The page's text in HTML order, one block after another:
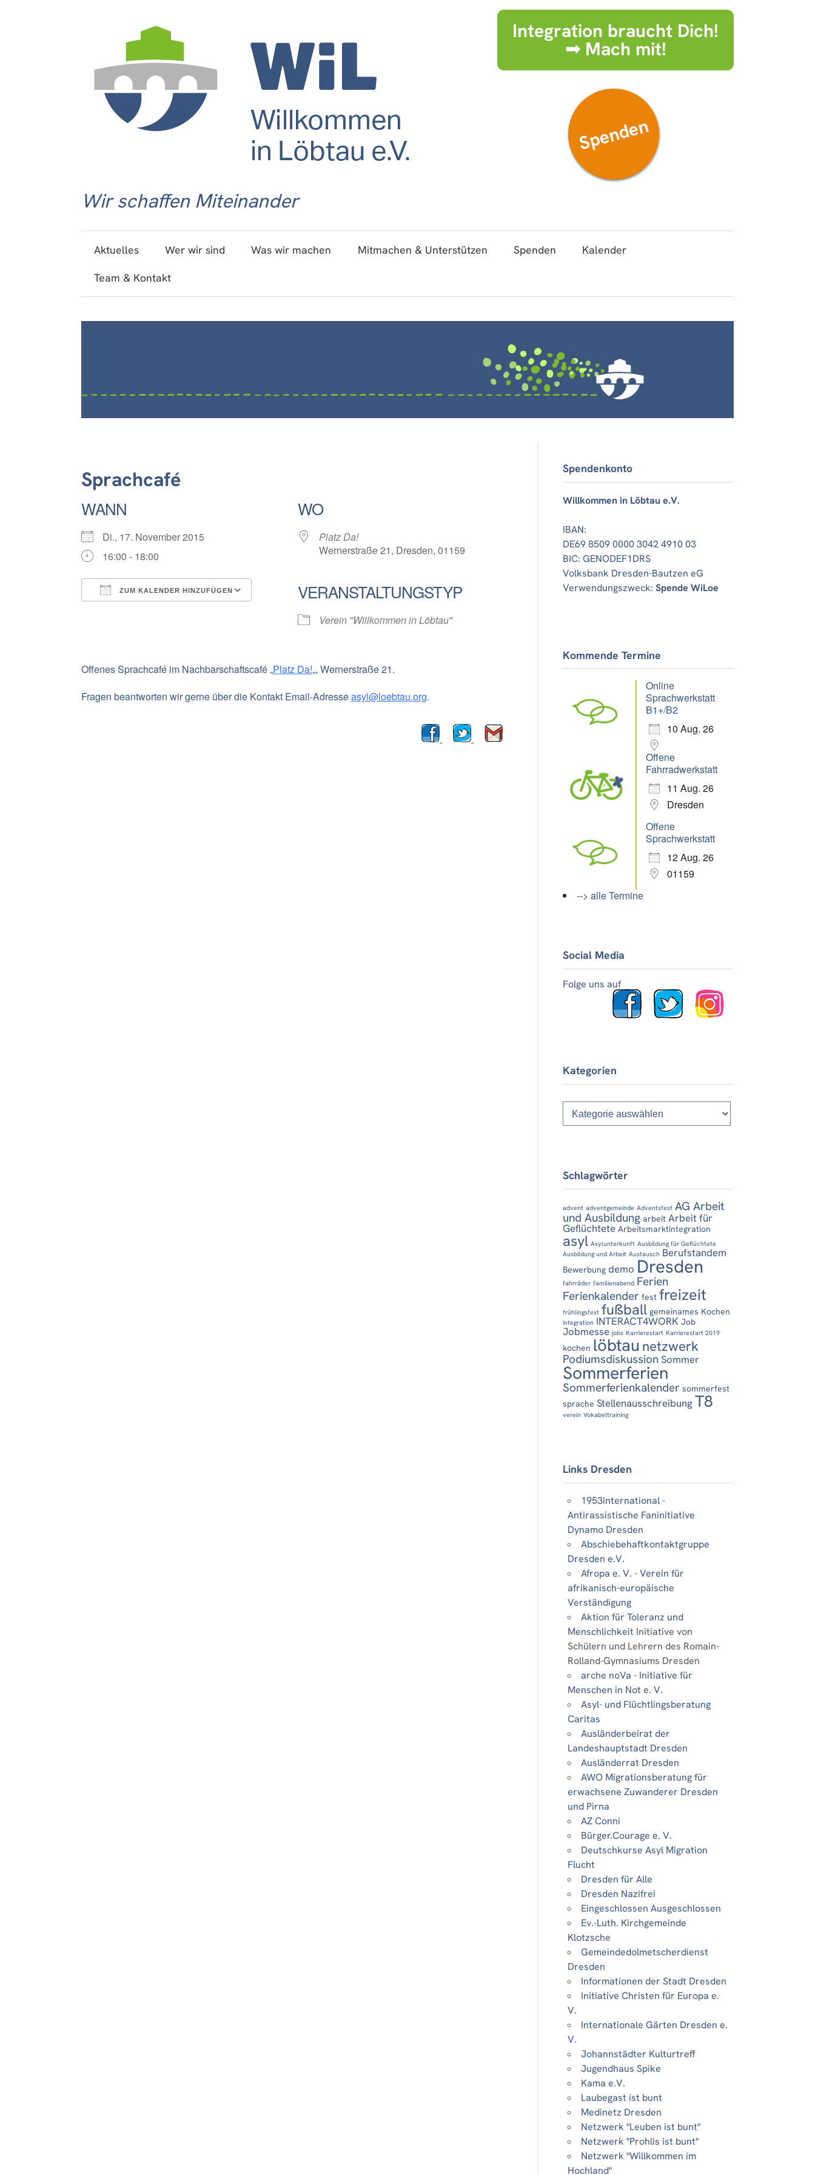
Wir schaffen Miteinander
Integration braucht Dich!
➟ Mach mit!
Spenden
Aktuelles Wer wir sind Was wir machen Mitmachen & Unterstützen Spenden
Kalender
Team & Kontakt
Sprachcafé
WANN
Di., 17. November 2015
16:00 - 18:00
ZUM KALENDER HINZUFÜGEN
Google Kalender
WO
Platz Da!
Wernerstraße 21, Dresden, 01159
VERANSTALTUNGSTYP
Verein "Willkommen in Löbtau"
Offenes Sprachcafé im Nachbarschaftscafé „Platz Da!„, Wernerstraße 21.
Fragen beantworten wir gerne über die Kontakt Email-Adresseasyl@loebtau.org.
Spendenkonto
Willkommen in Löbtau e.V.
IBAN:
DE69 8509 0000 3042 4910 03
BIC: GENODEF1DRS
Volksbank Dresden-Bautzen eG
Verwendungszweck:Spende WiLoe
Kommende Termine
Online
Sprachwerkstatt
B1+/B2
10 Aug. 26
Offene
Fahrradwerkstatt
11 Aug. 26
Dresden
Offene
Sprachwerkstatt
12 Aug. 26
01159
--> alle Termine
Social Media
Folge uns auf
Kategorien
Kategorien
Schlagwörter
advent adventgemeinde Adventsfest AG Arbeit
und Ausbildung arbeit Arbeit für
Geflüchtete Arbeitsmarktintegration
asyl Asylunterkunft Ausbildung für Geflüchtete
Ausbildung und Arbeit Austausch Berufstandem
Bewerbung demo Dresden
fahrräder familienabend Ferien
Ferienkalender fest freizeit
frühlingsfest fußball gemeinames Kochen
integration INTERACT4WORK Job
Jobmesse jobs Karrierestart Karrierestart 2019
kochen löbtau netzwerk
PodiumsdiskussionSommer
Sommerferien
Sommerferienkalender sommerfest
sprache Stellenausschreibung T8
verein Vokabeltraining
Links Dresden
1953international -
Antirassistische Faninitiative
Dynamo Dresden
Abschiebehaftkontaktgruppe
Dresden e.V.
Afropa e. V. - Verein für
afrikanisch-europäische
Verständigung
Aktion für Toleranz und
Menschlichkeit Initiative von
Schülern und Lehrern des Romain-
Rolland-Gymnasiums Dresden
arche noVa - Initiative für
Menschen in Not e. V.
Asyl- und Flüchtlingsberatung
Caritas
Ausländerbeirat der
Landeshauptstadt Dresden
Ausländerrat Dresden
AWO Migrationsberatung für
erwachsene Zuwanderer Dresden
und Pirna
AZ Conni
Bürger.Courage e. V.
Deutschkurse Asyl Migration
Flucht
Dresden für Alle
Dresden Nazifrei
Eingeschlossen Ausgeschlossen
Ev.-Luth. Kirchgemeinde
Klotzsche
Gemeindedolmetscherdienst
Dresden
Informationen der Stadt Dresden
Initiative Christen für Europa e.
V.
Internationale Gärten Dresden e.
V.
Johannstädter Kulturtreff
Jugendhaus Spike
Kama e.V.
Laubegast ist bunt
Medinetz Dresden
Netzwerk "Leuben ist bunt"
Netzwerk "Prohlis ist bunt"
Netzwerk "Willkommen im
Hochland"